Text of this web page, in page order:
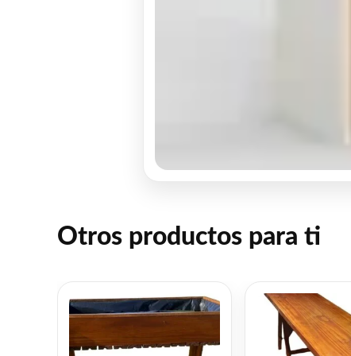
Otros productos para ti